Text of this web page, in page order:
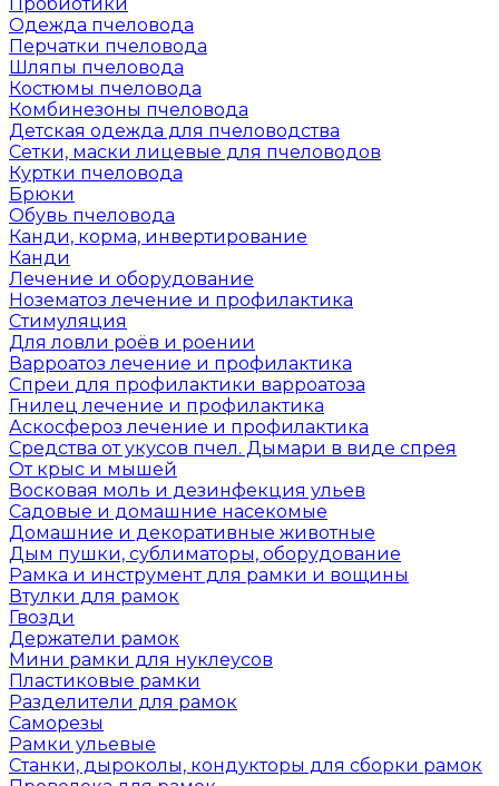
Одежда пчеловода
Перчатки пчеловода
Шляпы пчеловода
Костюмы пчеловода
Комбинезоны пчеловода
Детская одежда для пчеловодства
Сетки, маски лицевые для пчеловодов
Куртки пчеловода
Брюки
Обувь пчеловода
Канди, корма, инвертирование
Канди
Лечение и оборудование
Нозематоз лечение и профилактика
Стимуляция
Для ловли роёв и роении
Варроатоз лечение и профилактика
Спреи для профилактики варроатоза
Гнилец лечение и профилактика
Аскосфероз лечение и профилактика
Средства от укусов пчел. Дымари в виде спрея
От крыс и мышей
Восковая моль и дезинфекция ульев
Садовые и домашние насекомые
Домашние и декоративные животные
Дым пушки, сублиматоры, оборудование
Рамка и инструмент для рамки и вощины
Втулки для рамок
Гвозди
Держатели рамок
Мини рамки для нуклеусов
Пластиковые рамки
Разделители для рамок
Саморезы
Рамки ульевые
Станки, дыроколы, кондукторы для сборки рамок